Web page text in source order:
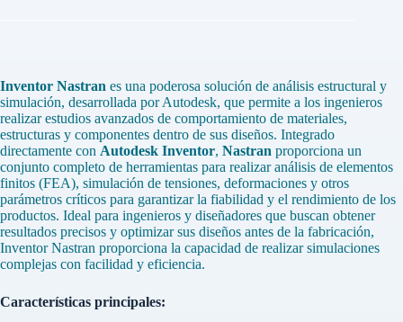
Inventor Nastran es una poderosa solución de análisis estructural y
simulación, desarrollada por Autodesk, que permite a los ingenieros
realizar estudios avanzados de comportamiento de materiales,
estructuras y componentes dentro de sus diseños. Integrado
directamente con Autodesk Inventor, Nastran proporciona un
conjunto completo de herramientas para realizar análisis de elementos
finitos (FEA), simulación de tensiones, deformaciones y otros
parámetros críticos para garantizar la fiabilidad y el rendimiento de los
productos. Ideal para ingenieros y diseñadores que buscan obtener
resultados precisos y optimizar sus diseños antes de la fabricación,
Inventor Nastran proporciona la capacidad de realizar simulaciones
complejas con facilidad y eficiencia.
Características principales: